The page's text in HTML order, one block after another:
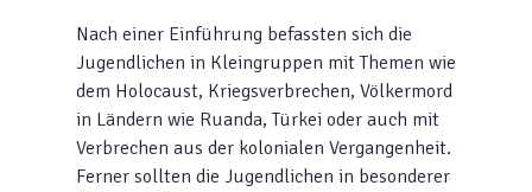
Nach einer Einführung befassten sich die
Jugendlichen in Kleingruppen mit Themen wie
dem Holocaust, Kriegsverbrechen, Völkermord
in Ländern wie Ruanda, Türkei oder auch mit
Verbrechen aus der kolonialen Vergangenheit.
Ferner sollten die Jugendlichen in besonderer